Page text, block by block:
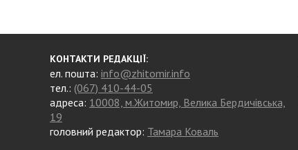
КОНТАКТИ РЕДАКЦІЇ:
ел. пошта: info@zhitomir.info
тел.: (067) 410-44-05
адреса: 10008, м.Житомир, Велика Бердичівська,
19
головний редактор: Тамара Коваль